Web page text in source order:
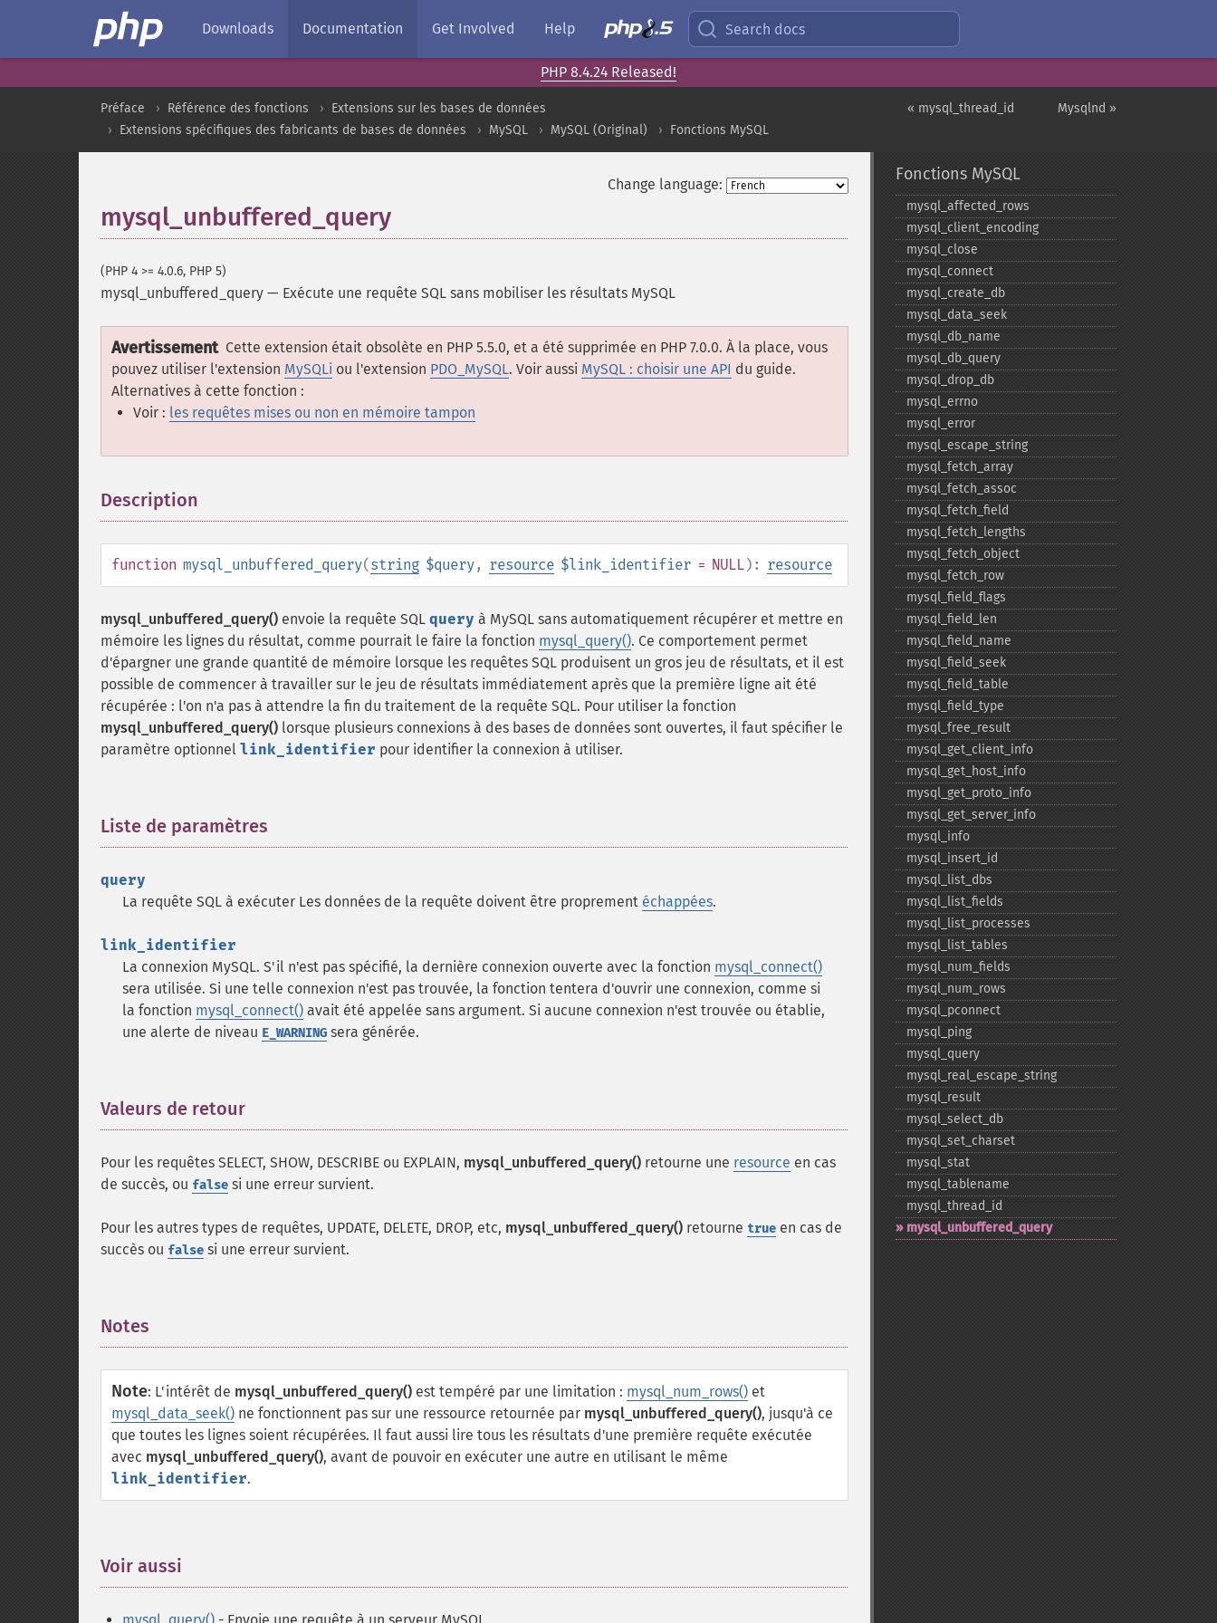
Downloads Documentation Get Involved Help Search docs
PHP 8.4.24 Released!
Mysqlnd »
« mysql_thread_id
Préface Référence des fonctions
Extensions sur les bases de données
Extensions spécifiques des fabricants de bases de données
MySQL MySQL (Original) Fonctions MySQL
Change language:
mysql_unbuffered_query
(PHP 4 >= 4.0.6, PHP 5)
mysql_unbuffered_query — Exécute une requête SQL sans mobiliser les résultats MySQL
Avertissement Cette extension était obsolète en PHP 5.5.0, et a été supprimée en PHP 7.0.0. À la place, vous
pouvez utiliser l'extension MySQLi ou l'extension PDO_MySQL. Voir aussi MySQL : choisir une API du guide.
Alternatives à cette fonction :
Voir : les requêtes mises ou non en mémoire tampon
Description
function mysql_unbuffered_query(string $query, resource $link_identifier = NULL): resource
mysql_unbuffered_query() envoie la requête SQL query à MySQL sans automatiquement récupérer et mettre en
mémoire les lignes du résultat, comme pourrait le faire la fonction mysql_query(). Ce comportement permet
d'épargner une grande quantité de mémoire lorsque les requêtes SQL produisent un gros jeu de résultats, et il est
possible de commencer à travailler sur le jeu de résultats immédiatement après que la première ligne ait été
récupérée : l'on n'a pas à attendre la fin du traitement de la requête SQL. Pour utiliser la fonction
mysql_unbuffered_query() lorsque plusieurs connexions à des bases de données sont ouvertes, il faut spécifier le
paramètre optionnel link_identifier pour identifier la connexion à utiliser.
Liste de paramètres
query
La requête SQL à exécuter Les données de la requête doivent être proprement échappées.
link_identifier
La connexion MySQL. S'il n'est pas spécifié, la dernière connexion ouverte avec la fonction mysql_connect()
sera utilisée. Si une telle connexion n'est pas trouvée, la fonction tentera d'ouvrir une connexion, comme si
la fonction mysql_connect() avait été appelée sans argument. Si aucune connexion n'est trouvée ou établie,
une alerte de niveau E_WARNING sera générée.
Valeurs de retour
Pour les requêtes SELECT, SHOW, DESCRIBE ou EXPLAIN, mysql_unbuffered_query() retourne une resource en cas
de succès, ou false si une erreur survient.
Pour les autres types de requêtes, UPDATE, DELETE, DROP, etc, mysql_unbuffered_query() retourne true en cas de
succès ou false si une erreur survient.
Notes
Note: L'intérêt de mysql_unbuffered_query() est tempéré par une limitation : mysql_num_rows() et
mysql_data_seek() ne fonctionnent pas sur une ressource retournée par mysql_unbuffered_query(), jusqu'à ce
que toutes les lignes soient récupérées. Il faut aussi lire tous les résultats d'une première requête exécutée
avec mysql_unbuffered_query(), avant de pouvoir en exécuter une autre en utilisant le même
link_identifier.
Voir aussi
Fonctions MySQL
mysql_​affected_​rows
mysql_​client_​encoding
mysql_​close
mysql_​connect
mysql_​create_​db
mysql_​data_​seek
mysql_​db_​name
mysql_​db_​query
mysql_​drop_​db
mysql_​errno
mysql_​error
mysql_​escape_​string
mysql_​fetch_​array
mysql_​fetch_​assoc
mysql_​fetch_​field
mysql_​fetch_​lengths
mysql_​fetch_​object
mysql_​fetch_​row
mysql_​field_​flags
mysql_​field_​len
mysql_​field_​name
mysql_​field_​seek
mysql_​field_​table
mysql_​field_​type
mysql_​free_​result
mysql_​get_​client_​info
mysql_​get_​host_​info
mysql_​get_​proto_​info
mysql_​get_​server_​info
mysql_​info
mysql_​insert_​id
mysql_​list_​dbs
mysql_​list_​fields
mysql_​list_​processes
mysql_​list_​tables
mysql_​num_​fields
mysql_​num_​rows
mysql_​pconnect
mysql_​ping
mysql_​query
mysql_​real_​escape_​string
mysql_​result
mysql_​select_​db
mysql_​set_​charset
mysql_​stat
mysql_​tablename
mysql_​thread_​id
mysql_​unbuffered_​query